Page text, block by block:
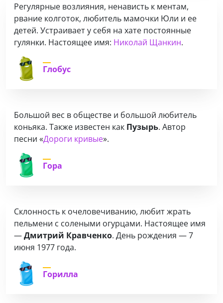
Регулярные возлияния, ненависть к ментам,
рвание колготок, любитель мамочки Юли и ее
детей. Устраивает у себя на хате постоянные
гулянки. Настоящее имя: Николай Щанкин.
Глобус
Большой вес в обществе и большой любитель
коньяка. Также известен как Пузырь. Автор
песни «Дороги кривые».
Гора
Склонность к очеловечиванию, любит жрать
пельмени с солеными огурцами. Настоящее имя
—Дмитрий Кравченко. День рождения — 7
июня 1977 года.
Горилла